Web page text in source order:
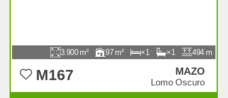
3.900 97 1 1 494
M167 MAZO
Lomo Oscuro